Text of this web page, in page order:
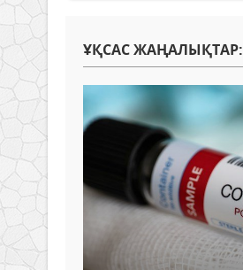
ҰҚСАС ЖАҢАЛЫҚТАР: